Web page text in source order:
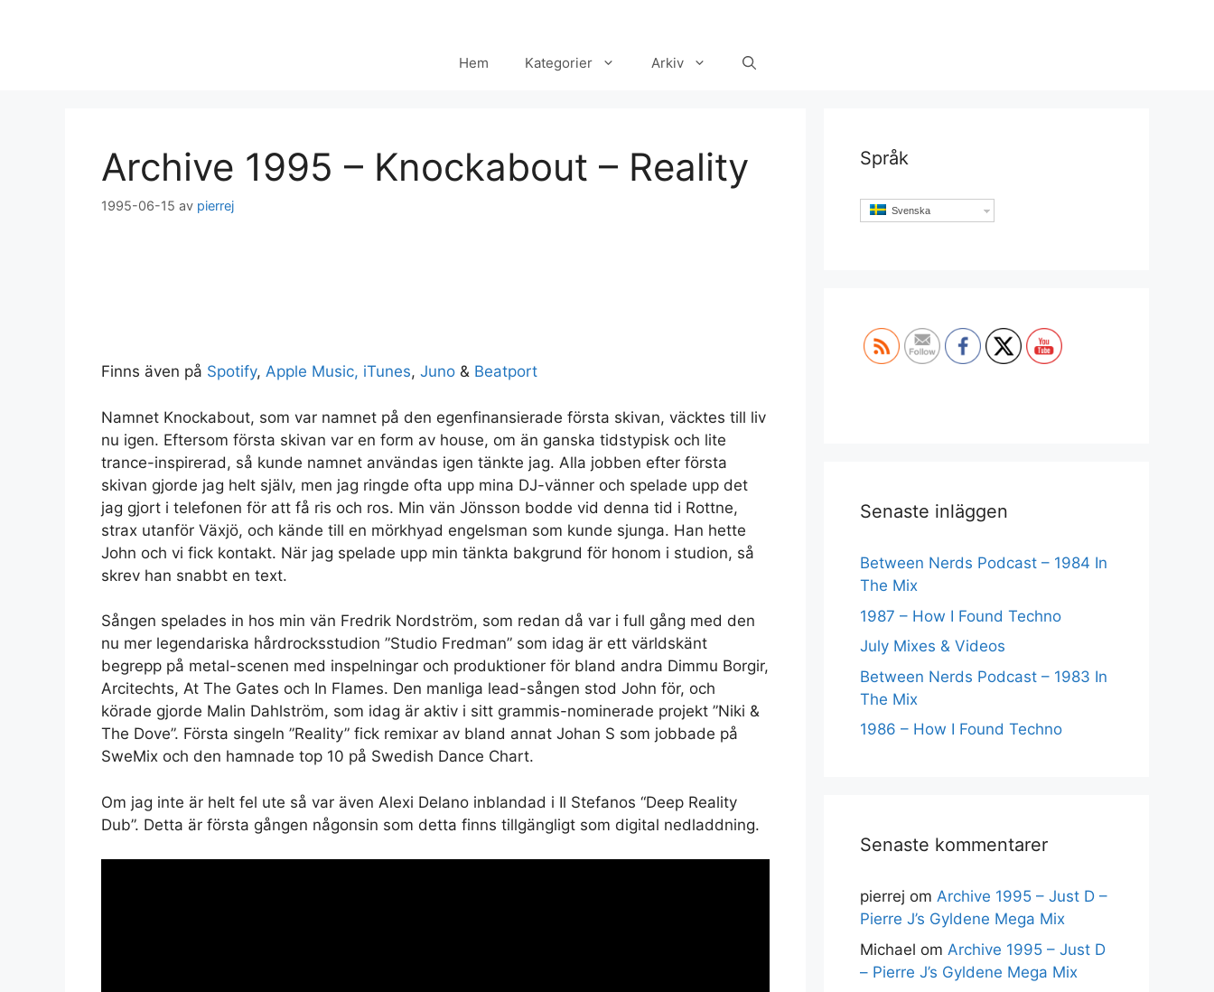
Hem Kategorier Arkiv
Archive 1995 – Knockabout – Reality
1995-06-15 av pierrej
Finns även på Spotify, Apple Music, iTunes, Juno & Beatport
Namnet Knockabout, som var namnet på den egenfinansierade första skivan, väcktes till liv
nu igen. Eftersom första skivan var en form av house, om än ganska tidstypisk och lite
trance-inspirerad, så kunde namnet användas igen tänkte jag. Alla jobben efter första
skivan gjorde jag helt själv, men jag ringde ofta upp mina DJ-vänner och spelade upp det
jag gjort i telefonen för att få ris och ros. Min vän Jönsson bodde vid denna tid i Rottne,
strax utanför Växjö, och kände till en mörkhyad engelsman som kunde sjunga. Han hette
John och vi fick kontakt. När jag spelade upp min tänkta bakgrund för honom i studion, så
skrev han snabbt en text.
Sången spelades in hos min vän Fredrik Nordström, som redan då var i full gång med den
nu mer legendariska hårdrocksstudion ”Studio Fredman” som idag är ett världskänt
begrepp på metal-scenen med inspelningar och produktioner för bland andra Dimmu Borgir,
Arcitechts, At The Gates och In Flames. Den manliga lead-sången stod John för, och
körade gjorde Malin Dahlström, som idag är aktiv i sitt grammis-nominerade projekt ”Niki &
The Dove”. Första singeln ”Reality” fick remixar av bland annat Johan S som jobbade på
SweMix och den hamnade top 10 på Swedish Dance Chart.
Om jag inte är helt fel ute så var även Alexi Delano inblandad i Il Stefanos “Deep Reality
Dub”. Detta är första gången någonsin som detta finns tillgängligt som digital nedladdning.
Språk
Svenska
Senaste inläggen
Between Nerds Podcast – 1984 In
The Mix
1987 – How I Found Techno
July Mixes & Videos
Between Nerds Podcast – 1983 In
The Mix
1986 – How I Found Techno
Senaste kommentarer
pierrej om Archive 1995 – Just D –
Pierre J’s Gyldene Mega Mix
Michael om Archive 1995 – Just D
– Pierre J’s Gyldene Mega Mix